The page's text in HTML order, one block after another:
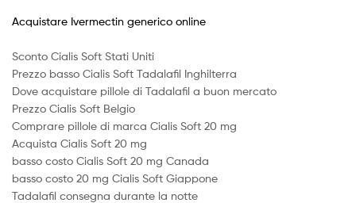
Acquistare Ivermectin generico online
Sconto Cialis Soft Stati Uniti
Prezzo basso Cialis Soft Tadalafil Inghilterra
Dove acquistare pillole di Tadalafil a buon mercato
Prezzo Cialis Soft Belgio
Comprare pillole di marca Cialis Soft 20 mg
Acquista Cialis Soft 20 mg
basso costo Cialis Soft 20 mg Canada
basso costo 20 mg Cialis Soft Giappone
Tadalafil consegna durante la notte